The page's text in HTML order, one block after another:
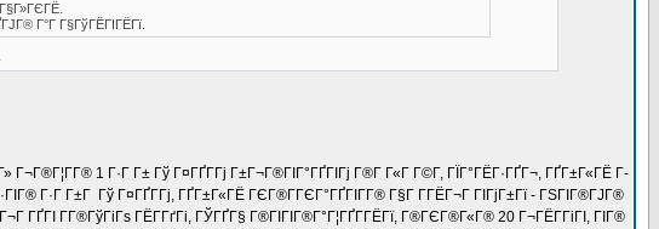
Г°Г Г§ГўГЁГІГЁГї.
Г¬Г®Г¦Г­Г® 1 Г·Г Г± Гў Г¤ГҐГ­Гј Г±Г¬Г®ГІГ°ГҐГІГј Г®Г­ Г«Г Г©Г­, ГЇГ°ГЁГ·ГҐГ¬, ГҐГ±Г«ГЁ Г­
Г·Г Г±Г Гў Г¤ГҐГ­Гј, ГҐГ±Г«ГЁ ГЄГ®Г­ГЄГ°ГҐГІГ­Г® Г§Г Г­ГЁГ¬Г ГІГјГ±Гї - ГЅГІГ®ГЈГ®
ГҐГІ Г­Г®ГўГіГѕ ГЁГ­ГґГі, ГЎГҐГ§ Г®ГІГІГ®Г°Г¦ГҐГ­ГЁГї, Г®ГЄГ®Г«Г® 20 Г¬ГЁГ­ГіГІ, ГІГ®